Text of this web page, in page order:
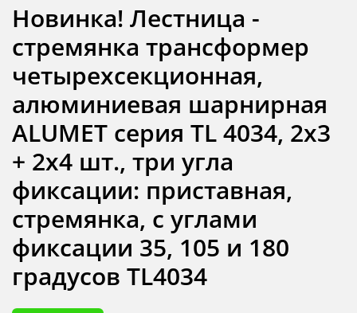
Новинка! Лестница -
стремянка трансформер
четырехсекционная,
алюминиевая шарнирная
ALUMET серия TL 4034, 2х3
+ 2х4 шт., три угла
фиксации: приставная,
стремянка, с углами
фиксации 35, 105 и 180
градусов TL4034